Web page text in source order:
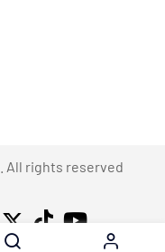
. All rights reserved